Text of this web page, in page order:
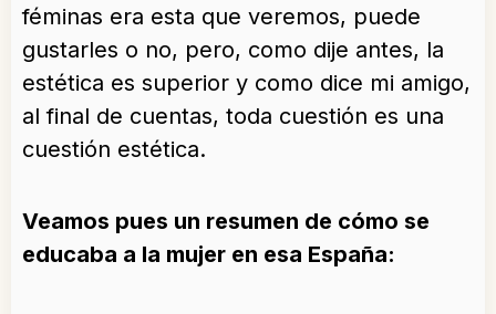
féminas era esta que veremos, puede
gustarles o no, pero, como dije antes, la
estética es superior y como dice mi amigo,
al final de cuentas, toda cuestión es una
cuestión estética.
Veamos pues un resumen de cómo se
educaba a la mujer en esa España: